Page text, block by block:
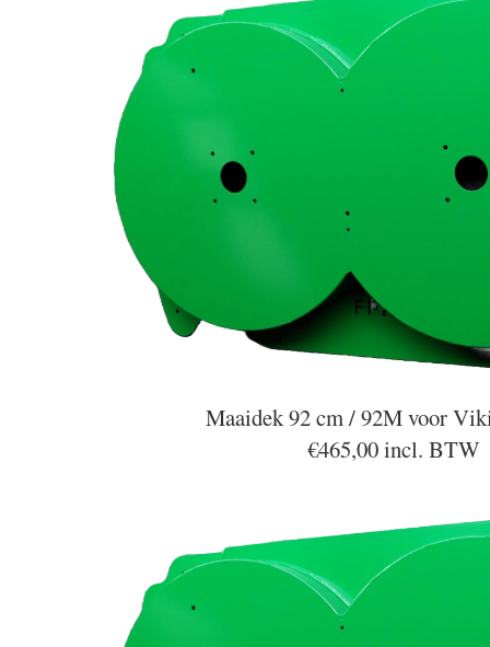
Maaidek 92 cm / 92M voor
€465,00 incl. BTW